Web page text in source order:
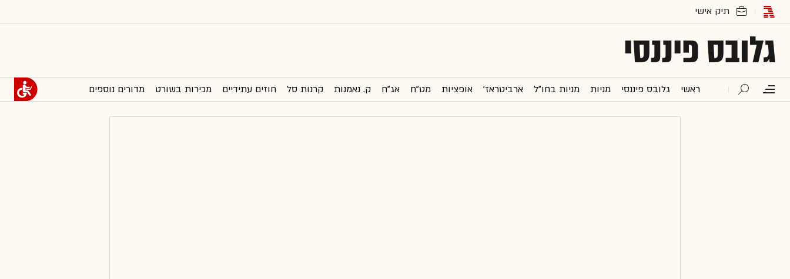
גלובס פיננסי
ראשי גלובס פיננסי מניות מניות בחו"ל ארביטראז' אופציות מט"ח אג"ח ק. נאמנות קרנות סל חוזים עתידיים מכירות בשורט מדורים נוספים